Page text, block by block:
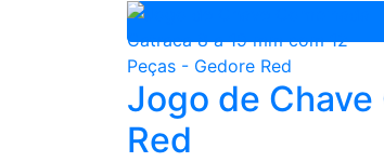
Jogo de Chave
Red